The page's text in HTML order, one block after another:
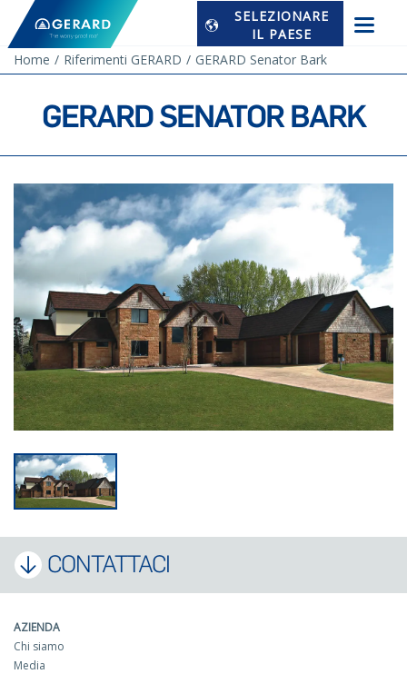
SELEZIONARE
IL PAESE
Home
Riferimenti GERARD GERARD Senator Bark
GERARD SENATOR BARK
CONTATTACI
AZIENDA
Chi siamo
Media